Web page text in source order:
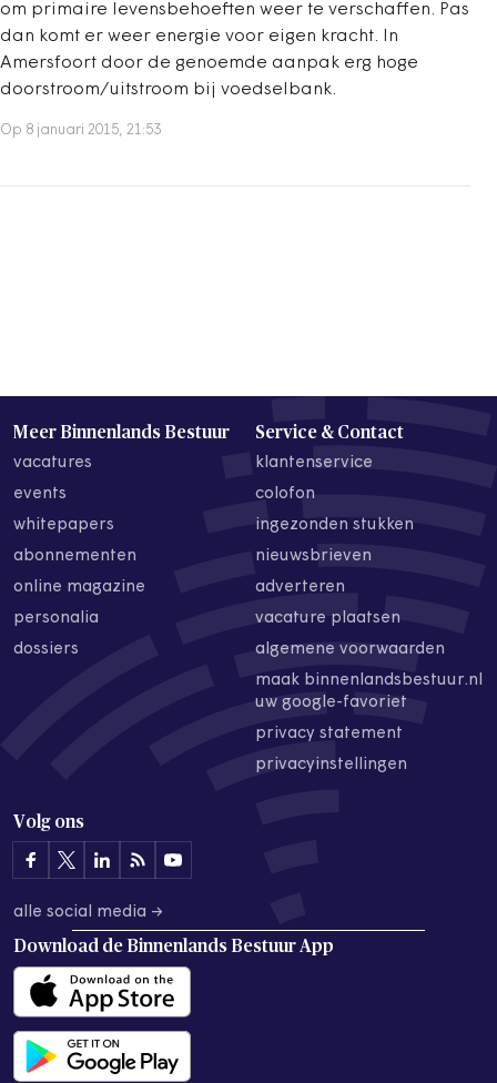
om primaire levensbehoeften weer te verschaffen. Pas
dan komt er weer energie voor eigen kracht. In
Amersfoort door de genoemde aanpak erg hoge
doorstroom/uitstroom bij voedselbank.
Op 8 januari 2015, 21:53
Meer Binnenlands Bestuur
vacatures
events
whitepapers
abonnementen
online magazine
personalia
dossiers
Service & Contact
klantenservice
colofon
ingezonden stukken
nieuwsbrieven
adverteren
vacature plaatsen
algemene voorwaarden
maak binnenlandsbestuur.nl
uw google-favoriet
privacy statement
privacyinstellingen
Volg ons
alle social media →
Download de Binnenlands Bestuur App